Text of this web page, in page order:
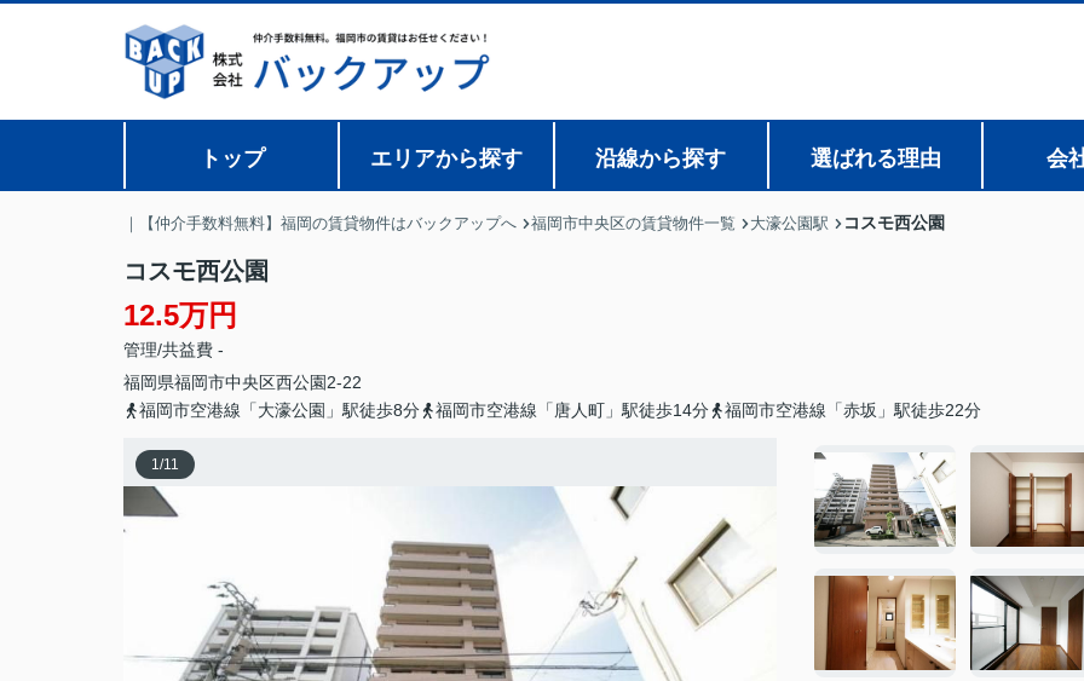
トップ エリアから探す 沿線から探す 選ばれる理由 会
｜【仲介手数料無料】福岡の賃貸物件はバックアップへ 福岡市中央区の賃貸物件一覧 大濠公園駅 コスモ西公園
コスモ西公園
12.5万円
管理/共益費 -
福岡県福岡市中央区西公園2-22
福岡市空港線「大濠公園」駅徒歩8分
福岡市空港線「唐人町」駅徒歩14分 福岡市空港線「赤坂」駅徒歩22分
1/11